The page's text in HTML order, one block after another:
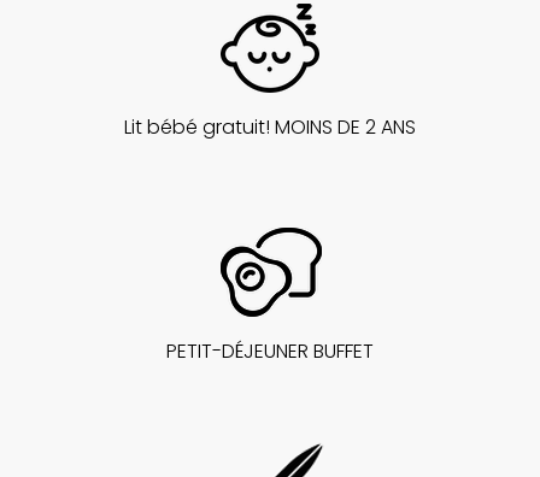
Lit bébé gratuit! MOINS DE 2 ANS
PETIT-DÉJEUNER BUFFET